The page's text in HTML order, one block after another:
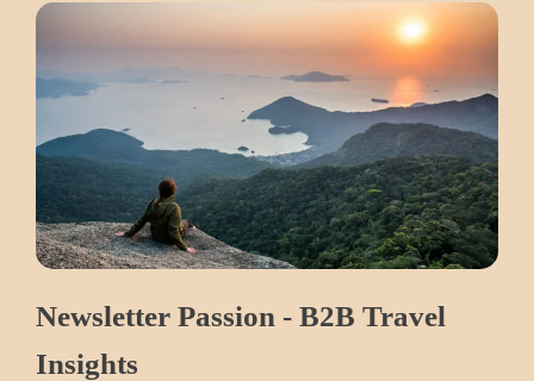
Newsletter Passion - B2B Travel
Insights